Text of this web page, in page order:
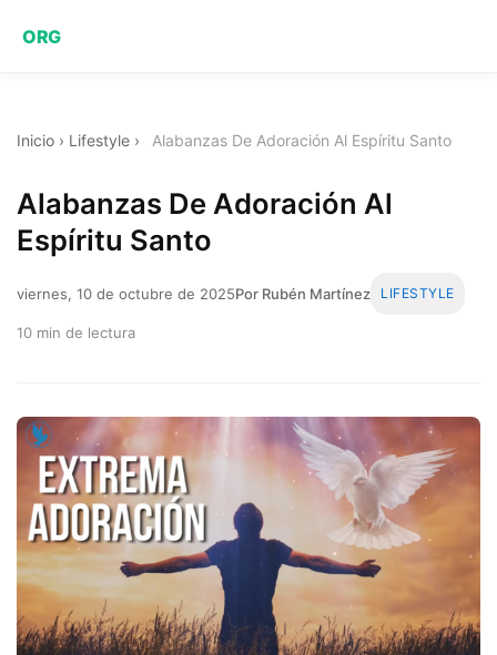
ORG
Inicio › Lifestyle › Alabanzas De Adoración Al Espíritu Santo
Alabanzas De Adoración Al
Espíritu Santo
viernes, 10 de octubre de 2025Por Rubén Martínez LIFESTYLE
10 min de lectura